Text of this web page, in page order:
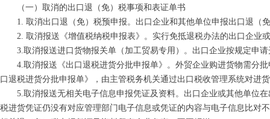
（一）取消的出口退（免）税事项和表证单书
1. 取消出口退（免）税预申报。出口企业和其他单位申报出口退（
2. 取消报送《增值税纳税申报表》。实行免抵退税办法的出口企业
3.取消报送进口货物报关单（加工贸易专用）。出口企业按规定申请
4.取消报送《出口退税进货分批申报单》。外贸企业购进货物需分批
口退税进货分批申报单》，由主管税务机关通过出口税收管理系统对进
5.取消报送无相关电子信息申报凭证及资料。出口企业或其他单位在
税进货凭证仍没有对应管理部门电子信息或凭证的内容与电子信息比对